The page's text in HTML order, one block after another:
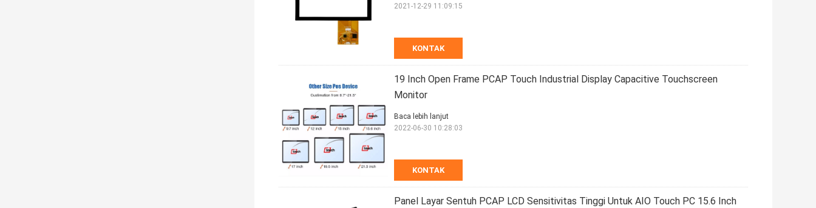
KONTAK
2021-12-29 11:09:15
19 Inch Open Frame PCAP Touch Industrial Display Capacitive Touchscreen
Monitor
KONTAK
Baca lebih lanjut
2022-06-30 10:28:03
Panel Layar Sentuh PCAP LCD Sensitivitas Tinggi Untuk AIO Touch PC 15.6 Inch